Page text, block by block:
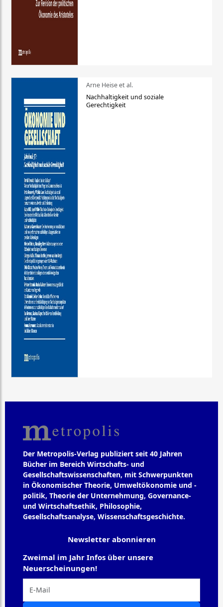
Arne Heise et al.
Nachhaltigkeit und soziale
Gerechtigkeit
Der Metropolis-Verlag publiziert seit 40 Jahren
Bücher im Bereich Wirtschafts- und
Gesellschaftswissenschaften, mit Schwerpunkten
in Ökonomischer Theorie, Umweltökonomie und -
politik, Theorie der Unternehmung, Governance-
und Wirtschaftsethik, Philosophie,
Gesellschaftsanalyse, Wissenschaftsgeschichte.
Newsletter abonnieren
Zweimal im Jahr Infos über unsere
Neuerscheinungen!